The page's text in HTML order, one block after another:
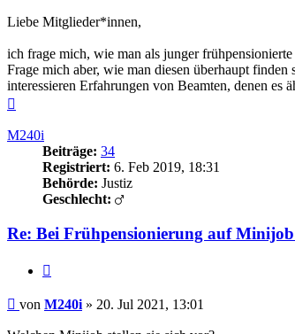
Liebe Mitglieder*innen,
ich frage mich, wie man als junger
Frage mich aber, wie man diesen überhaupt
interessieren Erfahrungen von Beamten, denen es
M240i
Beiträge: 34
Registriert: 6. Feb 2019, 18:31
Behörde: Justiz
Geschlecht:
Re: Bei Frühpensionierung auf Minijob
Beitrag
von M240i » 20. Jul 2021, 13:01